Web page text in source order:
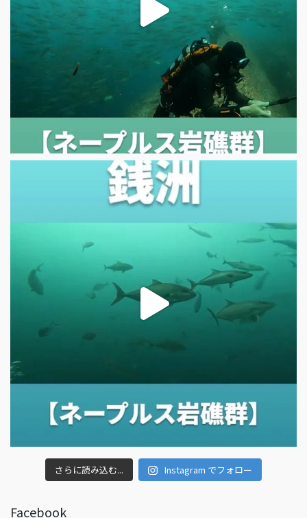
さらに読み込む... Instagram でフォロー
Facebook